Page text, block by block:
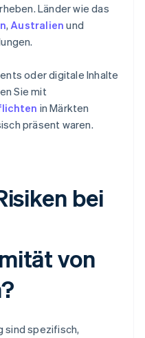
Länder wie das
,Australien und
oder digitale Inhalte
Sie mit
in Märkten
präsent waren.
bei
von
sind spezifisch,